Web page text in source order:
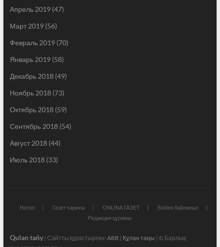
Апрель 2019(47)
Март 2019(56)
Февраль 2019(70)
Январь 2019(58)
Декабрь 2018(49)
Ноябрь 2018(73)
Октябрь 2018(59)
Сентябрь 2018(54)
Август 2018(44)
Июль 2018(33)
Негізгі Газет тарихы ONLINA ГАЗЕТ
Бізбен байланыс
Редакция құрамы
Qulan tańy| Сайтты құрастырған: ABB | Құлан таңы | © Барлық